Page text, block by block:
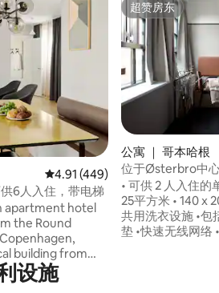
条评价平均评分 4.91 分（满分 5 分）
4.91 (449)
6人入住，带电梯
apartment hotel
the Round
building from
follow
with warm
超赞房东
超赞房东
公寓 ｜ 哥本哈根
位于Østerbro中心
人
• 可供 2 人入住的
25平方米 • 140 x
共用洗衣设施 •包括使用当地健身房 •瑜伽
垫 •快速无线网络
设施